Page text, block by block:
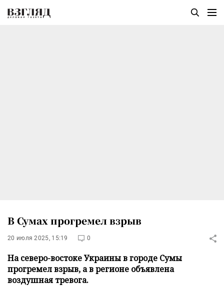
В Сумах прогремел взрыв
20 июля 2025, 15:19 0
На северо-востоке Украины в городе Сумы
прогремел взрыв, а в регионе объявлена
воздушная тревога.